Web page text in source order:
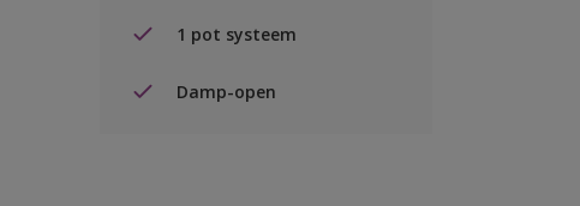
1 pot systeem
Damp-open